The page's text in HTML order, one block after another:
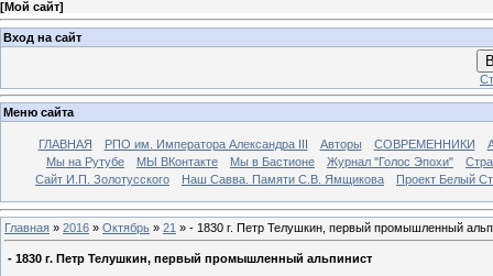
[Мой сайт]
Вход на сайт
Меню сайта
ГЛАВНАЯ РПО им. Императора Александра III Авторы СОВРЕМЕННИКИ
Мы на Рутубе
МЫ ВКонтакте Мы в Бастионе Журнал "Голос Эпохи"
Сайт И.П. Золотусского
Наш Савва. Памяти С.В. Ямщикова Проект Белый
Главная » 2016 » Октябрь » 21 » - 1830 г. Петр Телушкин, первый промышленный
- 1830 г. Петр Телушкин, первый промышленный альпинист